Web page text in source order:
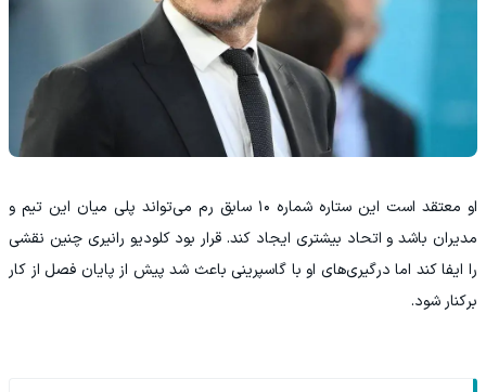
او معتقد است این ستاره شماره ۱۰ سابق رم می‌تواند پلی میان این تیم و
مدیران باشد و اتحاد بیشتری ایجاد کند. قرار بود کلودیو رانیری چنین نقشی
را ایفا کند اما درگیری‌های او با گاسپرینی باعث شد پیش از پایان فصل از کار
برکنار شود.